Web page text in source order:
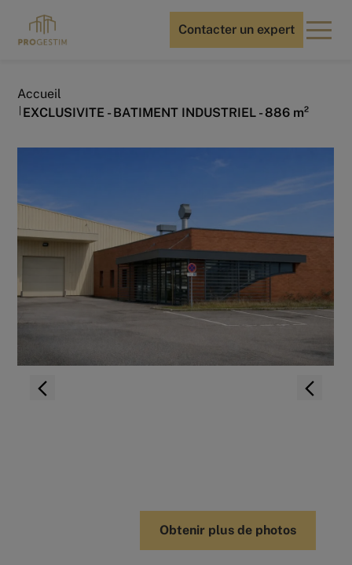
Contacter un expert
Accueil
EXCLUSIVITE - BATIMENT INDUSTRIEL - 886 m²
Obtenir plus de photos